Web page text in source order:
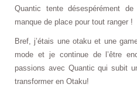
Quantic tente désespérément
manque de place pour tout ranger !
Bref, j’étais une otaku et une
mode et je continue de l’être
passions avec Quantic qui subit
transformer en Otaku!